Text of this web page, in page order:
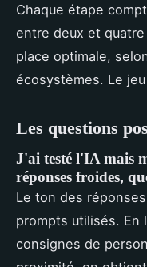
Chaque étape
entre deux et
place optimale,
écosystèmes. Le
Les questions
J'ai testé l'IA mais
réponses froides,
Le ton des
prompts utilisés. En
consignes de